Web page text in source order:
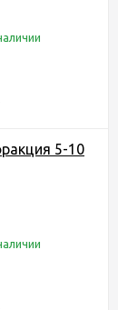
5-10